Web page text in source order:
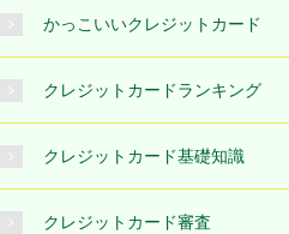
かっこいいクレジットカード
クレジットカードランキング
クレジットカード基礎知識
クレジットカード審査